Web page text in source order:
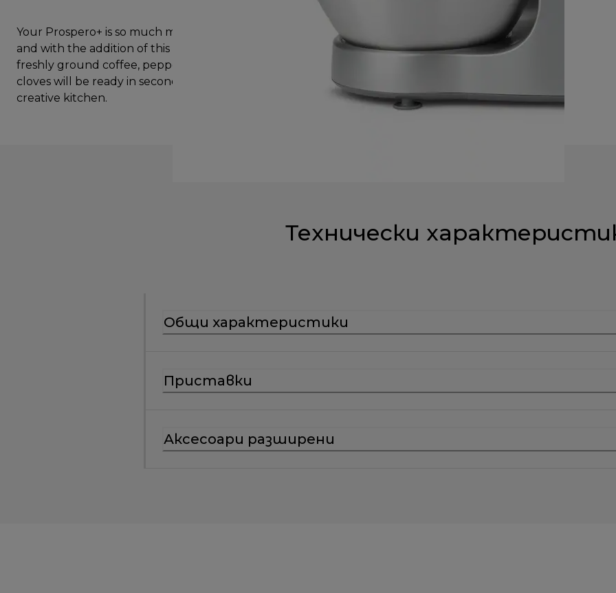
Your Prospero+ is so much more than just a mixer
and with the addition of this handy grinding mill
freshly ground coffee, peppercorns, seeds and
cloves will be ready in seconds. A must for any
creative kitchen.
Технически
Общи характеристики
Приставки
Аксесоари разширени